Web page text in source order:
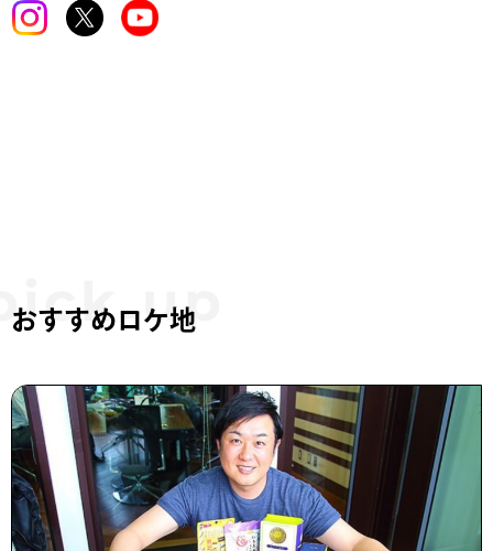
おすすめロケ地